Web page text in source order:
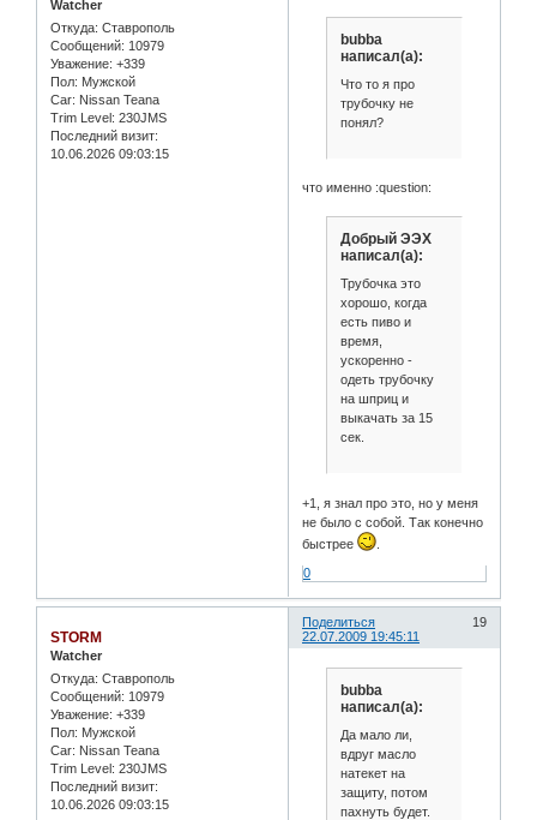
Watcher
Откуда: Ставрополь
Сообщений: 10979
Уважение: +339
Пол: Мужской
Car: Nissan Teana
Trim Level: 230JMS
Последний визит:
10.06.2026 09:03:15
bubba
написал(а):
Что то я про
трубочку не
понял?
что именно :question:
Добрый ЭЭХ
написал(а):
Трубочка это
хорошо, когда
есть пиво и
время,
ускоренно -
одеть трубочку
на шприц и
выкачать за 15
сек.
+1, я знал про это, но у меня
не было с собой. Так конечно
быстрее
0
Поделиться
19
22.07.2009 19:45:11
STORM
Watcher
Откуда: Ставрополь
Сообщений: 10979
Уважение: +339
Пол: Мужской
Car: Nissan Teana
Trim Level: 230JMS
Последний визит:
10.06.2026 09:03:15
bubba
написал(а):
Да мало ли,
вдруг масло
натекет на
защиту, потом
пахнуть будет.